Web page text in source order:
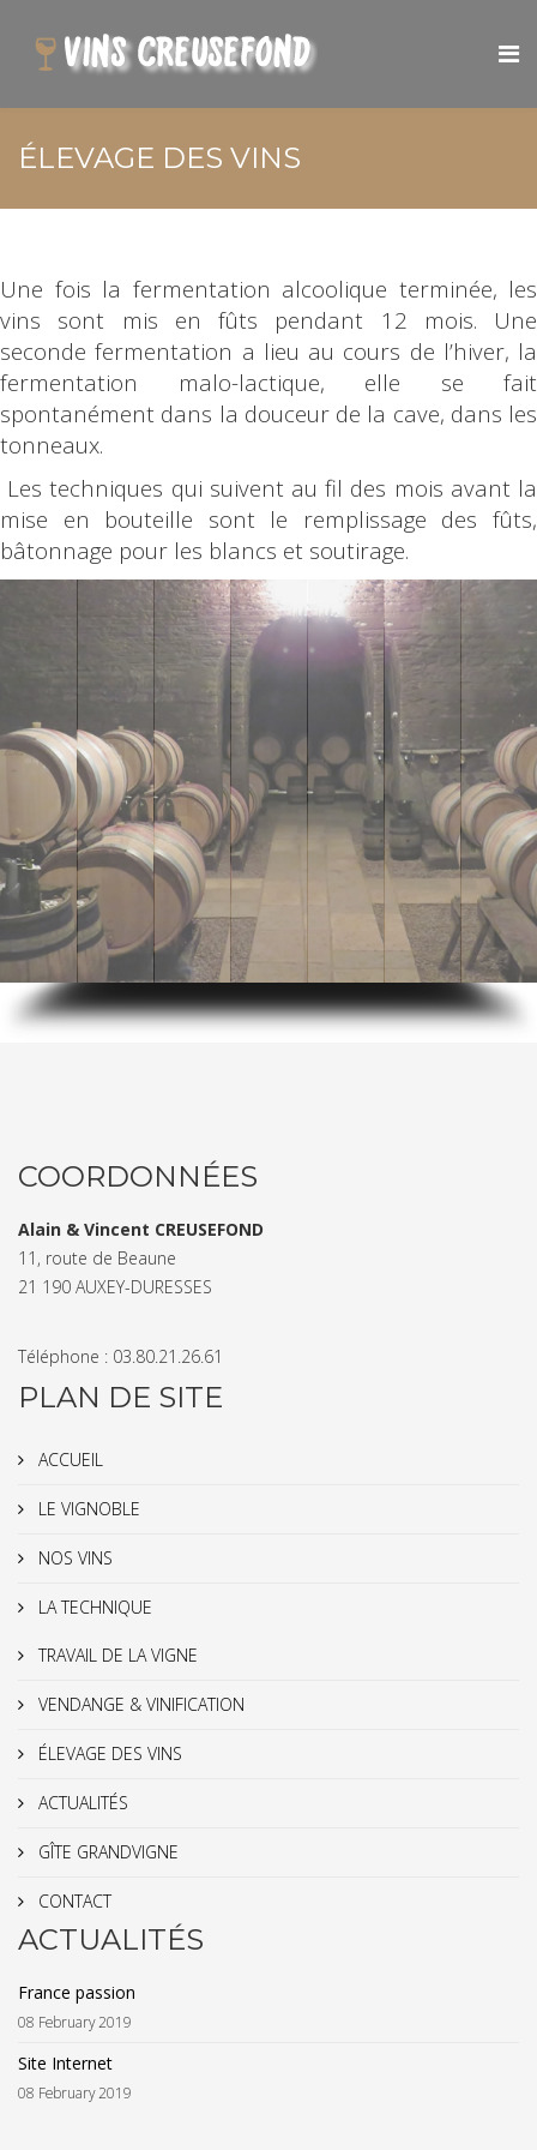
ÉLEVAGE DES VINS
Une fois la fermentation alcoolique terminée, les
vins sont mis en fûts pendant 12 mois. Une
seconde fermentation a lieu au cours de l’hiver, la
fermentation malo-lactique, elle se fait
spontanément dans la douceur de la cave, dans les
tonneaux.
Les techniques qui suivent au fil des mois avant la
mise en bouteille sont le remplissage des fûts,
bâtonnage pour les blancs et soutirage.
COORDONNÉES
Alain & Vincent CREUSEFOND
11, route de Beaune
21 190 AUXEY-DURESSES
Téléphone : 03.80.21.26.61
PLAN DE SITE
ACCUEIL
LE VIGNOBLE
NOS VINS
LA TECHNIQUE
TRAVAIL DE LA VIGNE
VENDANGE & VINIFICATION
ÉLEVAGE DES VINS
ACTUALITÉS
GÎTE GRANDVIGNE
CONTACT
ACTUALITÉS
France passion
08 February 2019
Site Internet
08 February 2019